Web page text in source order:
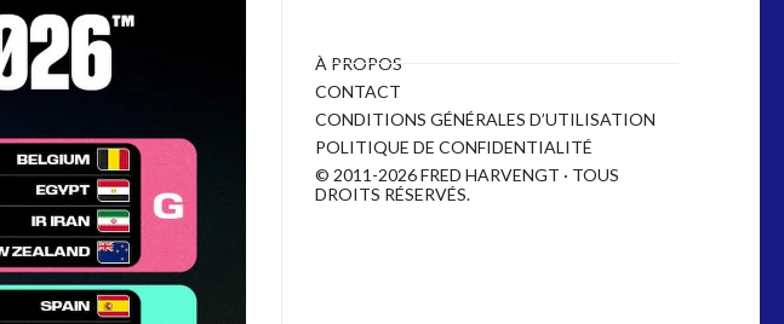
À PROPOS
CONTACT
CONDITIONS GÉNÉRALES D’UTILISATION
POLITIQUE DE CONFIDENTIALITÉ
© 2011-2026 FRED HARVENGT · TOUS
DROITS RÉSERVÉS.